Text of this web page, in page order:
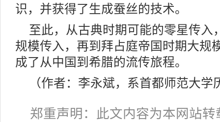
识，并获得了生成蚕丝的技术。
至此，从古典时期可能的零星传入
规模传入，再到拜占庭帝国时期大规
成了从中国到希腊的流传旅程。
（作者：李永斌，系首都师范大学
郑重声明：此文内容为本网站